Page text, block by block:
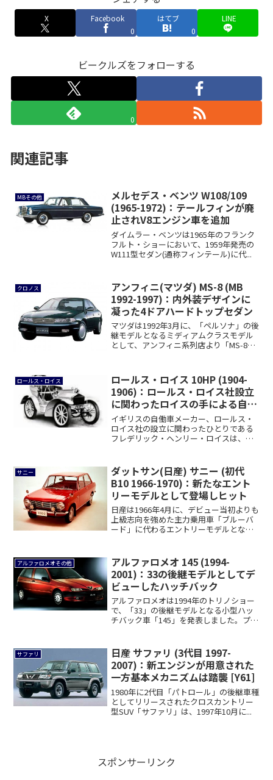
X
Facebook
0
はてブ
0
LINE
ビークルズをフォローする
0
関連記事
MBその他
メルセデス・ベンツ W108/109
(1965-1972)：テールフィンが廃
止されV8エンジン車を追加
ダイムラー・ベンツは1965年のフランク
フルト・ショーにおいて、1959年発売の
W111型セダン(通称フィンテール)に代...
クロノス
アンフィニ(マツダ) MS-8 (MB
1992-1997)：内外装デザインに
凝った4ドアハードトップセダン
マツダは1992年3月に、「ペルソナ」の後
継モデルとなるミディアムクラスモデル
として、アンフィニ系列店より「MS-8」
ロールス・ロイス
ロールス・ロイス 10HP (1904-
1906)：ロールス・ロイス社設立
に関わったロイスの手による自動
車第一弾
イギリスの自働車メーカー、ロールス・
ロイス社の設立に関わったひとりである
フレデリック・ヘンリー・ロイスは、
サニー
ダットサン(日産) サニー (初代
B10 1966-1970)：新たなエント
リーモデルとして登場しヒット
日産は1966年4月に、デビュー当初よりも
上級志向を強めた主力乗用車「ブルーバ
ード」に代わるエントリーモデルとな
アルファロメオその他
アルファロメオ 145 (1994-
2001)：33の後継モデルとしてデ
ビューしたハッチバック
アルファロメオは1994年のトリノショー
で、「33」の後継モデルとなる小型ハッ
チバック車「145」を発表しました。プラ
サファリ
日産 サファリ (3代目 1997-
2007)：新エンジンが用意された
一方基本メカニズムは踏襲 [Y61]
1980年に2代目「パトロール」の後継車種
としてリリースされたクロスカントリー
型SUV「サファリ」は、1997年10月に...
スポンサーリンク